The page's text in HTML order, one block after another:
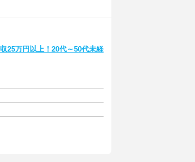
25万円以上！20代～50代未経